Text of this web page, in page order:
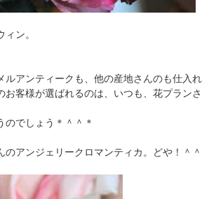
ン。
ルアンティークも、他の産地さんのも仕入れ
お客様が選ばれるのは、いつも、花プランさ
でしょう＊＾＾＊
アンジェリークロマンティカ。どや！＾＾